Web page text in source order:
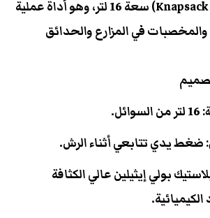
سعة 16 لتر، وهو أداة عملية
في المزارع والحدائق
ضغط يدي تتابعي أثناء الرش.
بولي إيثيلين عالي الكثافة